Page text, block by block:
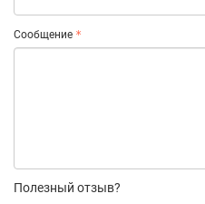
Сообщение
Полезный отзыв?